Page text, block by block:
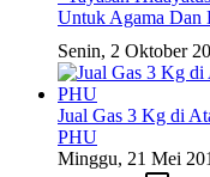
Untuk Agama Dan
Senin, 2 Oktober
Jual Gas 3 Kg di
PHU
Minggu, 21 Mei